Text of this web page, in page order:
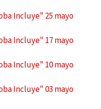
Incluye" 25 mayo
Incluye" 17 mayo
Incluye" 10 mayo
Incluye" 03 mayo